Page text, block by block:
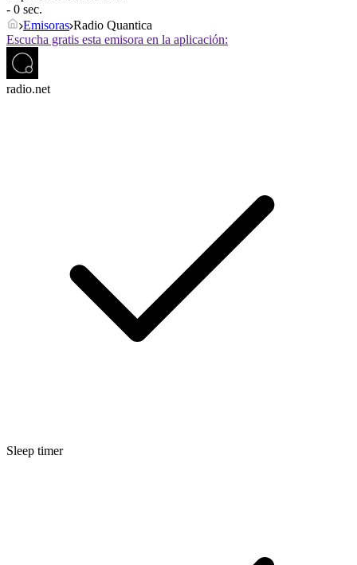
- 0 sec.
Emisoras Radio Quantica
Escucha gratis esta emisora en la aplicación:
radio.net
Sleep timer